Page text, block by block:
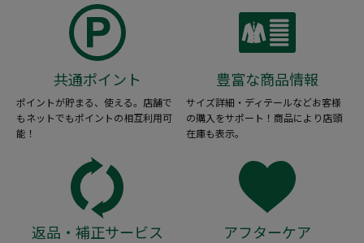
共通ポイント
ポイントが貯まる、使える。店舗で
もネットでもポイントの相互利用可
能！
豊富な商品情報
サイズ詳細・ディテールなどお客様
の購入をサポート！商品により店頭
在庫も表示。
返品・補正サービス アフターケア